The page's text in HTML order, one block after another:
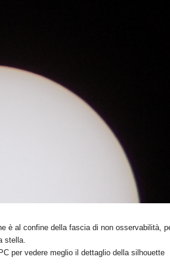
è al confine della fascia di non osservabilità,
stella.
per vedere meglio il dettaglio della silhouette